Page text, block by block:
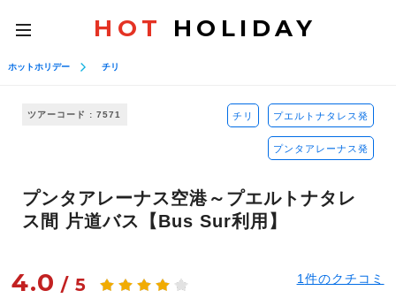
toggle
navigation
HOT HOLIDAY
ホットホリデー チリ
ツアーコード : 7571 チリ プエルトナタレス発
プンタアレーナス発
プンタアレーナス空港～プエルトナタレ
ス間 片道バス【Bus Sur利用】
4.0 /5 1件のクチコミ